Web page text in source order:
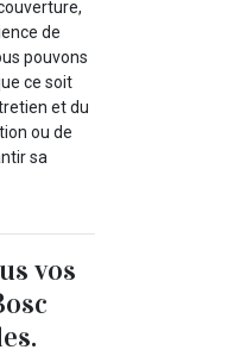
de
pouvons
ce soit
et du
ou de
sa
vos